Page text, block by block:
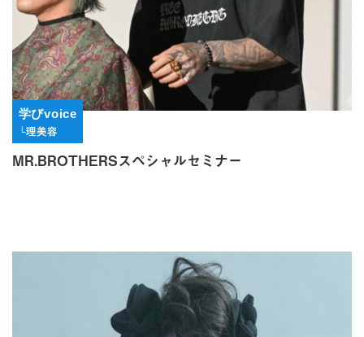
学びvoice
└理美容
MR.BROTHERSスペシャルセミナー